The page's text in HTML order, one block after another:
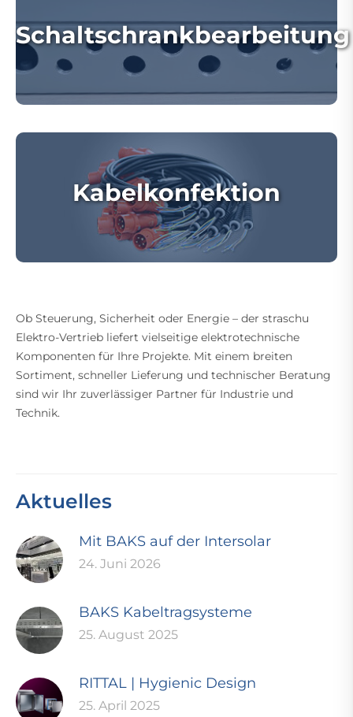
Schaltschrankbearbeitung
Kabelkonfektion
Ob Steuerung, Sicherheit oder Energie – der straschu
Elektro-Vertrieb liefert vielseitige elektrotechnische
Komponenten für Ihre Projekte. Mit einem breiten
Sortiment, schneller Lieferung und technischer Beratung
sind wir Ihr zuverlässiger Partner für Industrie und
Technik.
Aktuelles
Mit BAKS auf der Intersolar
24. Juni 2026
BAKS Kabeltragsysteme
25. August 2025
RITTAL | Hygienic Design
25. April 2025